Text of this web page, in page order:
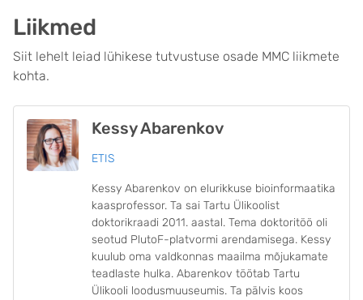
Liikmed
Siit lehelt leiad lühikese tutvustuse osade MMC liikmete
kohta.
Kessy Abarenkov
ETIS
Kessy Abarenkov on elurikkuse bioinformaatika
kaasprofessor. Ta sai Tartu Ülikoolist
doktorikraadi 2011. aastal. Tema doktoritöö oli
seotud PlutoF-platvormi arendamisega. Kessy
kuulub oma valdkonnas maailma mõjukamate
teadlaste hulka. Abarenkov töötab Tartu
Ülikooli loodusmuuseumis. Ta pälvis koos